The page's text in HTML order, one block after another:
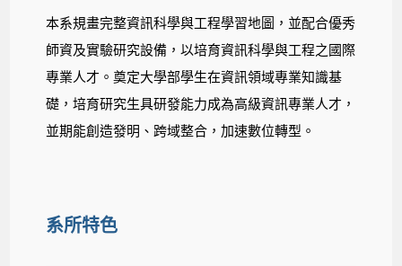
本系規畫完整資訊科學與工程學習地圖，並配合優秀
師資及實驗研究設備，以培育資訊科學與工程之國際
專業人才。奠定大學部學生在資訊領域專業知識基
礎，培育研究生具研發能力成為高級資訊專業人才，
並期能創造發明、跨域整合，加速數位轉型。
系所特色